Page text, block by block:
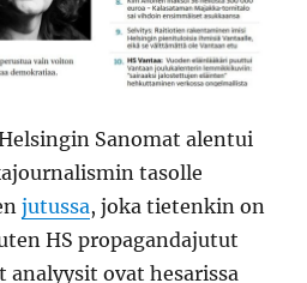
Sanomat alentui
tasolle
jutussa, joka tietenkin on
HS propagandajutut
analyysit ovat hesarissa